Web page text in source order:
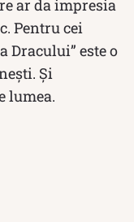
ar da impresia
Pentru cei
Dracului” este o
Și
lumea.